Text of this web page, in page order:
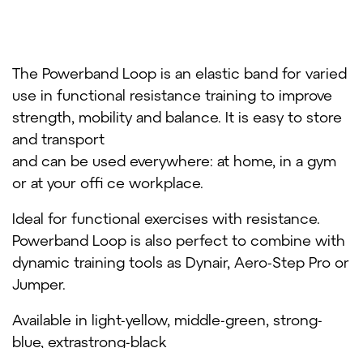
The Powerband Loop is an elastic band for varied
use in functional resistance training to improve
strength, mobility and balance. It is easy to store
and transport
and can be used everywhere: at home, in a gym
or at your offi ce workplace.
Ideal for functional exercises with resistance.
Powerband Loop is also perfect to combine with
dynamic training tools as Dynair, Aero-Step Pro or
Jumper.
Available in light-yellow, middle-green, strong-
blue, extrastrong-black